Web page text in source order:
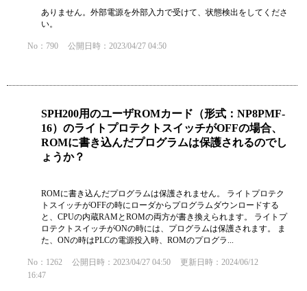
ありません。外部電源を外部入力で受けて、状態検出をしてくださ
い。
No：790 公開日時：2023/04/27 04:50
SPH200用のユーザROMカード（形式：NP8PMF-
16）のライトプロテクトスイッチがOFFの場合、
ROMに書き込んだプログラムは保護されるのでし
ょうか？
ROMに書き込んだプログラムは保護されません。 ライトプロテク
トスイッチがOFFの時にローダからプログラムダウンロードする
と、CPUの内蔵RAMとROMの両方が書き換えられます。 ライトプ
ロテクトスイッチがONの時には、プログラムは保護されます。 ま
た、ONの時はPLCの電源投入時、ROMのプログラ...
No：1262 公開日時：2023/04/27 04:50
更新日時：2024/06/12
16:47